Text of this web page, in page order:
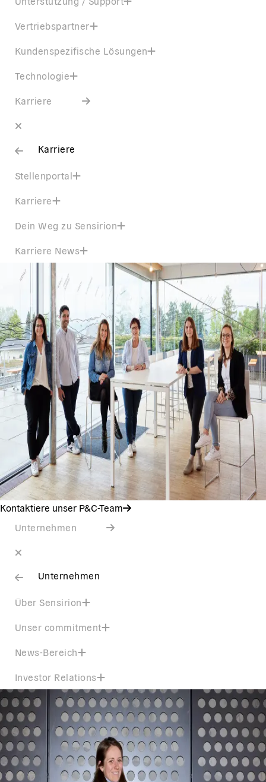
Vertriebspartner
Kundenspezifische Lösungen
Technologie
Karriere
Karriere
Stellenportal
Karriere
Dein Weg zu Sensirion
Karriere News
Kontaktiere unser P&C-Team
Unternehmen
Unternehmen
Über Sensirion
Unser commitment
News-Bereich
Investor Relations